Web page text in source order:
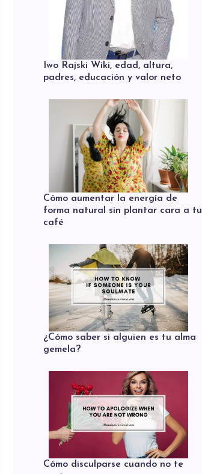
Iwo Rajski Wiki, edad, altura,
padres, educación y valor neto
Cómo aumentar la energía de
forma natural sin plantar cara a tu
café
¿Cómo saber si alguien es tu alma
gemela?
Cómo disculparse cuando no te